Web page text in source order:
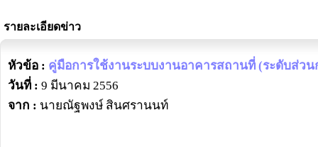
รายละเอียดข่าว
หัวข้อ : คู่มือการใช้งานระบบงานอาคารสถานที่ (ระดับส่วน
วันที่ : 9 มีนาคม 2556
จาก : นายณัฐพงษ์ สินศรานนท์